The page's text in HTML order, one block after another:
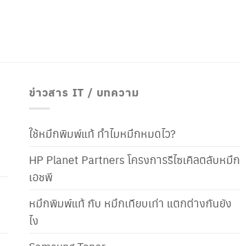
ข่าวสาร IT / บทความ
ใช้หมึกพิมพ์แท้ ทำไมหมึกหมดไว?
HP Planet Partners โครงการรีไซเคิลตลับหมึก
เอชพี
หมึกพิมพ์แท้ กับ หมึกเทียบเท่า แตกต่างกันยัง
ไง